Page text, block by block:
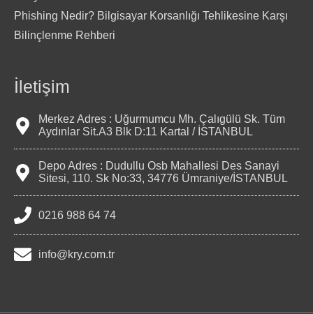
Phishing Nedir? Bilgisayar Korsanlığı Tehlikesine Karşı
Bilinçlenme Rehberi
İletişim
Merkez Adres : Uğurmumcu Mh. Çalıgülü Sk. Tüm
Aydınlar Sit.A3 Blk D:11 Kartal / İSTANBUL
Depo Adres : Dudullu Osb Mahallesi Des Sanayi
Sitesi, 110. Sk No:33, 34776 Ümraniye/İSTANBUL
0216 988 64 74
info@kry.com.tr